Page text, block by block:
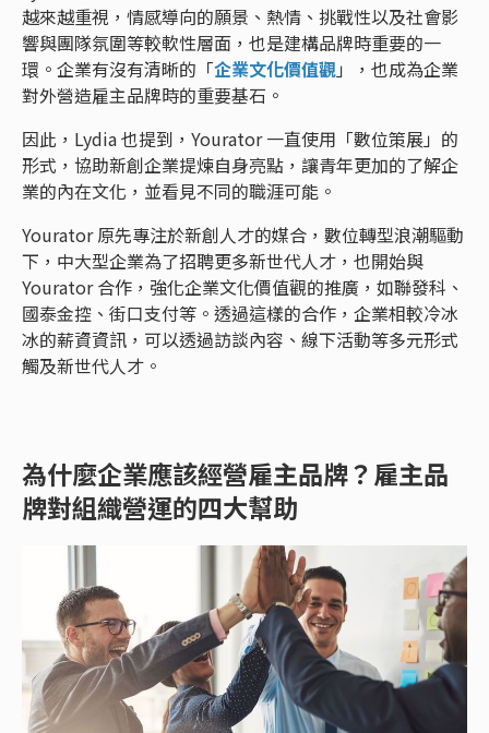
越來越重視，情感導向的願景、熱情、挑戰性以及社會影
響與團隊氛圍等較軟性層面，也是建構品牌時重要的一
環。企業有沒有清晰的「企業文化價值觀」，也成為企業
對外營造雇主品牌時的重要基石。
因此，Lydia 也提到，Yourator 一直使用「數位策展」的
形式，協助新創企業提煉自身亮點，讓青年更加的了解企
業的內在文化，並看見不同的職涯可能。
Yourator 原先專注於新創人才的媒合，數位轉型浪潮驅動
下，中大型企業為了招聘更多新世代人才，也開始與
Yourator 合作，強化企業文化價值觀的推廣，如聯發科、
國泰金控、街口支付等。透過這樣的合作，企業相較冷冰
冰的薪資資訊，可以透過訪談內容、線下活動等多元形式
觸及新世代人才。
為什麼企業應該經營雇主品牌？雇主品
牌對組織營運的四大幫助